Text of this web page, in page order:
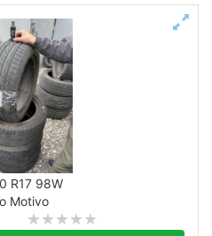
R17 98W
Motivo